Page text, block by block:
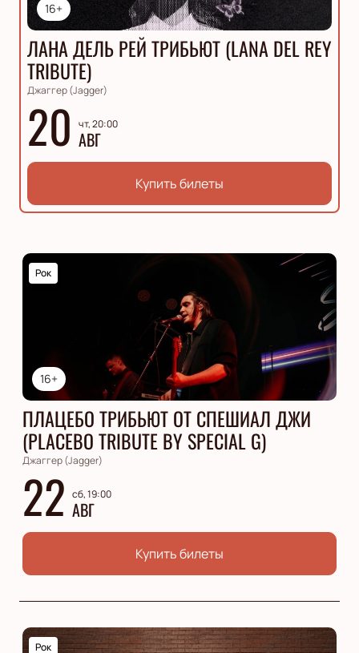
16+
ЛАНА ДЕЛЬ РЕЙ ТРИБЬЮТ (LANA DEL REY
TRIBUTE)
Джаггер (Jagger)
20 чт, 20:00
АВГ
Купить билеты
16+
Рок
ПЛАЦЕБО ТРИБЬЮТ ОТ СПЕШИАЛ ДЖИ
(PLACEBO TRIBUTE BY SPECIAL G)
Джаггер (Jagger)
22 сб, 19:00
АВГ
Купить билеты
Рок